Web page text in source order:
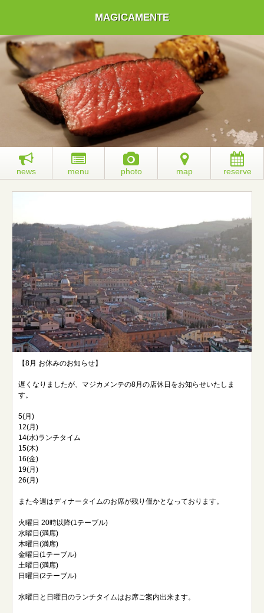
MAGICAMENTE
news menu photo map reserve
【8月 お休みのお知らせ】
遅くなりましたが、マジカメンテの8月の店休日をお知らせいたしま
す。
5(月)
12(月)
14(水)ランチタイム
15(木)
16(金)
19(月)
26(月)
また今週はディナータイムのお席が残り僅かとなっております。
火曜日 20時以降(1テーブル)
水曜日(満席)
木曜日(満席)
金曜日(1テーブル)
土曜日(満席)
日曜日(2テーブル)
水曜日と日曜日のランチタイムはお席ご案内出来ます。